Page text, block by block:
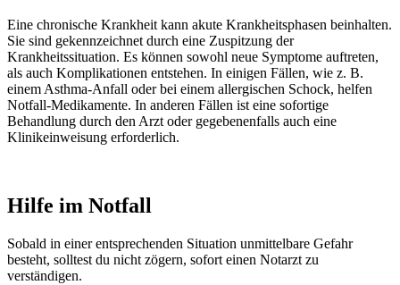
Eine chronische Krankheit kann akute Krankheitsphasen beinhalten.
Sie sind gekennzeichnet durch eine Zuspitzung der
Krankheitssituation. Es können sowohl neue Symptome auftreten,
als auch Komplikationen entstehen. In einigen Fällen, wie z. B.
einem Asthma-Anfall oder bei einem allergischen Schock, helfen
Notfall-Medikamente. In anderen Fällen ist eine sofortige
Behandlung durch den Arzt oder gegebenenfalls auch eine
Klinikeinweisung erforderlich.
Hilfe im Notfall
Sobald in einer entsprechenden Situation unmittelbare Gefahr
besteht, solltest du nicht zögern, sofort einen Notarzt zu
verständigen.